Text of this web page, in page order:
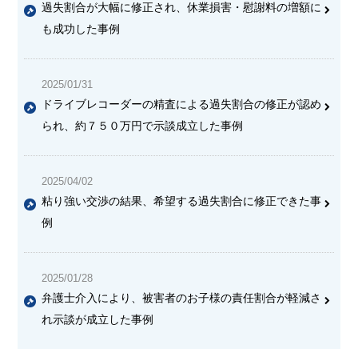
過失割合が大幅に修正され、休業損害・慰謝料の増額に
も成功した事例
2025/01/31
ドライブレコーダーの精査による過失割合の修正が認め
られ、約７５０万円で示談成立した事例
2025/04/02
粘り強い交渉の結果、希望する過失割合に修正できた事
例
2025/01/28
弁護士介入により、被害者のお子様の責任割合が軽減さ
れ示談が成立した事例